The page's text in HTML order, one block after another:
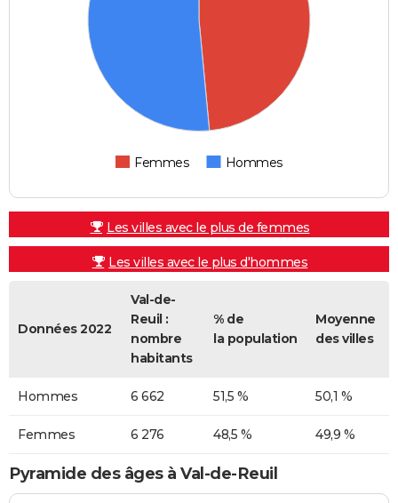
Femmes Hommes
Les villes avec le plus de femmes
Les villes avec le plus d'hommes
Données 2022
Val-de-
Reuil :
nombre
habitants
% de
la population
Moyenne
des villes
Hommes 6 662 51,5 % 50,1 %
Femmes 6 276 48,5 % 49,9 %
Pyramide des âges à Val-de-Reuil